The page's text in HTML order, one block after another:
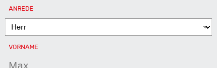
PFLICHTFELD
ANREDE
PFLICHTFELD
VORNAME